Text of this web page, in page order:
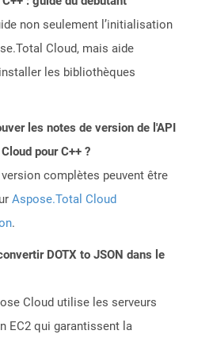
non seulement l’initialisation
Cloud, mais aide
les bibliothèques
les notes de version de l'API
pour C++ ?
complètes peuvent être
Aspose.Total Cloud
.
DOTX to JSON dans le
Cloud utilise les serveurs
EC2 qui garantissent la